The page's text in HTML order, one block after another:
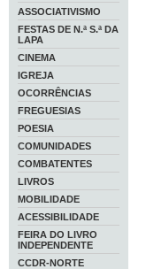
ASSOCIATIVISMO
FESTAS DE N.ª S.ª DA
LAPA
CINEMA
IGREJA
OCORRÊNCIAS
FREGUESIAS
POESIA
COMUNIDADES
COMBATENTES
LIVROS
MOBILIDADE
ACESSIBILIDADE
FEIRA DO LIVRO
INDEPENDENTE
CCDR-NORTE